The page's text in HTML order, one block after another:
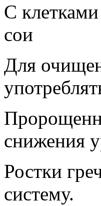
С
сои
Для
снижения
Ростки
систему.